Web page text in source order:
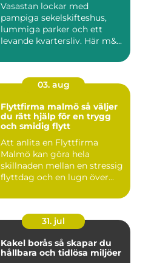
Vasastan lockar med
pampiga sekelskifteshus,
lummiga parker och ett
levande kvartersliv. Här m&...
03. aug
Flyttfirma malmö så väljer
du rätt hjälp för en trygg
och smidig flytt
Att anlita en Flyttfirma
Malmö kan göra hela
skillnaden mellan en stressig
flyttdag och en lugn över...
31. jul
Kakel borås så skapar du
hållbara och tidlösa miljöer